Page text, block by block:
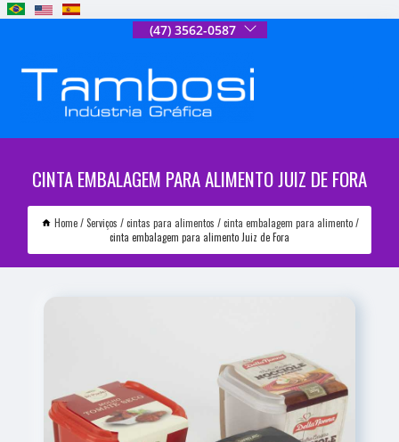
(47) 3562-0587
CINTA EMBALAGEM PARA ALIMENTO JUIZ DE FORA
Home Serviços cintas para alimentos
cinta embalagem para alimento
cinta embalagem para alimento Juiz de Fora